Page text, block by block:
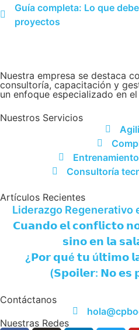
Guía completa: Lo que
proyectos
Nuestra empresa se destaca
consultoría, capacitación y
un enfoque especializado en
Nuestros Servicios
Consultoría
Artículos Recientes
Liderazgo Regenerativo
𝗖𝘂𝗮𝗻𝗱𝗼 𝗲𝗹 𝗰𝗼𝗻𝗳𝗹𝗶𝗰𝘁𝗼
𝘀𝗶𝗻𝗼 𝗲𝗻 𝗹𝗮
¿𝗣𝗼𝗿 𝗾𝘂é 𝘁𝘂 ú𝗹𝘁𝗶𝗺𝗼
(𝗦𝗽𝗼𝗶𝗹𝗲𝗿: 𝗡𝗼 𝗲𝘀
Contáctanos
Nuestras Redes